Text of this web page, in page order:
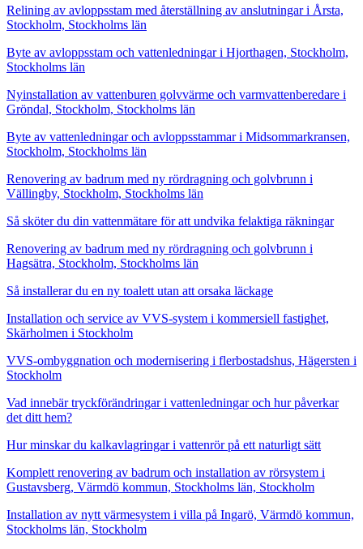
Relining av avloppsstam med återställning av anslutningar i Årsta,
Stockholm, Stockholms län
Byte av avloppsstam och vattenledningar i Hjorthagen, Stockholm,
Stockholms län
Nyinstallation av vattenburen golvvärme och varmvattenberedare i
Gröndal, Stockholm, Stockholms län
Byte av vattenledningar och avloppsstammar i Midsommarkransen,
Stockholm, Stockholms län
Renovering av badrum med ny rördragning och golvbrunn i
Vällingby, Stockholm, Stockholms län
Så sköter du din vattenmätare för att undvika felaktiga räkningar
Renovering av badrum med ny rördragning och golvbrunn i
Hagsätra, Stockholm, Stockholms län
Så installerar du en ny toalett utan att orsaka läckage
Installation och service av VVS-system i kommersiell fastighet,
Skärholmen i Stockholm
VVS-ombyggnation och modernisering i flerbostadshus, Hägersten i
Stockholm
Vad innebär tryckförändringar i vattenledningar och hur påverkar
det ditt hem?
Hur minskar du kalkavlagringar i vattenrör på ett naturligt sätt
Komplett renovering av badrum och installation av rörsystem i
Gustavsberg, Värmdö kommun, Stockholms län, Stockholm
Installation av nytt värmesystem i villa på Ingarö, Värmdö kommun,
Stockholms län, Stockholm